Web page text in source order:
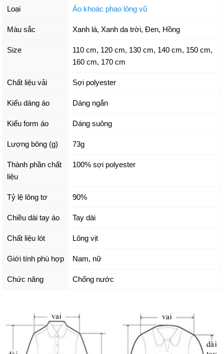
Loại Áo khoác phao lông vũ
Màu sắc Xanh lá, Xanh da trời, Đen, Hồng
Size 110 cm, 120 cm, 130 cm, 140 cm, 150 cm,
160 cm, 170 cm
Chất liệu vải Sợi polyester
Kiểu dáng áo Dáng ngắn
Kiểu form áo Dáng suông
Lượng bông (g) 73g
Thành phần chất
liệu
100% sợi polyester
Tỷ lệ lông tơ 90%
Chiều dài tay áo Tay dài
Chất liệu lót Lông vịt
Giới tính phù hợp Nam, nữ
Chức năng Chống nước